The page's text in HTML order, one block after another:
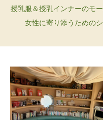
授乳服＆授乳インナーのモ
女性に寄り添うための